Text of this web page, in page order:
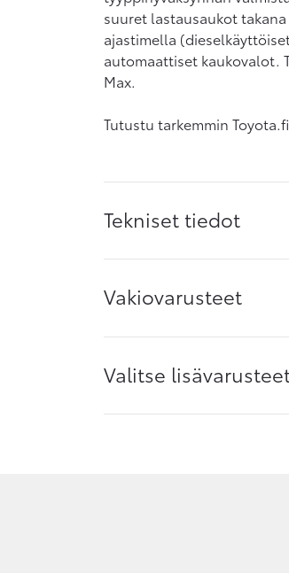
suuret lastausaukot
ajastimella
automaattiset kaukovalot.
Max.
Tutustu tarkemmin
Tekniset tiedot
Vakiovarusteet
Valitse